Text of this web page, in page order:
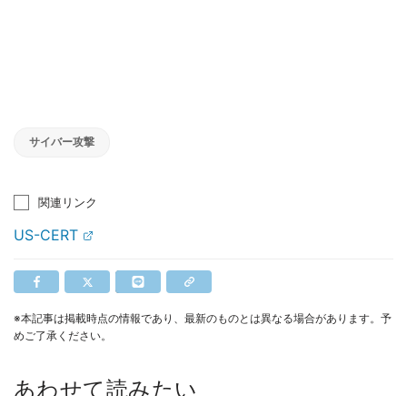
サイバー攻撃
関連リンク
US-CERT
※本記事は掲載時点の情報であり、最新のものとは異なる場合があります。予
めご了承ください。
あわせて読みたい